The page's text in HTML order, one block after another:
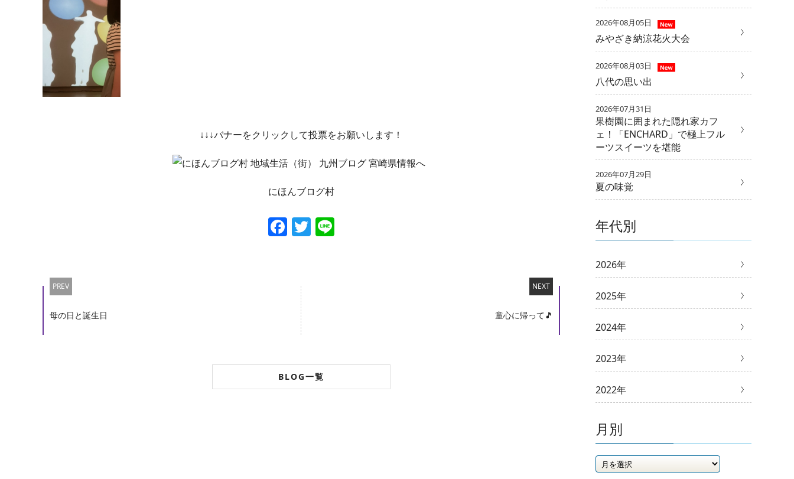
↓↓↓バナーをクリックして投票をお願いします！
にほんブログ村
Facebook
Twitter
PREV
母の日と誕生日
NEXT
童心に帰って🎵
BLOG一覧
2026年08月05日
みやざき納涼花火大会
2026年08月03日
八代の思い出
2026年07月31日
果樹園に囲まれた隠れ家カフ
ェ！「ENCHARD」で極上フル
ーツスイーツを堪能
2026年07月29日
夏の味覚
年代別
2026年
2025年
2024年
2023年
2022年
月別